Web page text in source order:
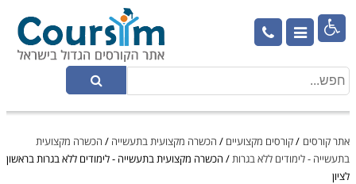

אתר קורסים /קורסים מקצועיים / הכשרה מקצועית בתעשייה / הכשרה מקצועית
בתעשייה - לימודים ללא בגרות/ הכשרה מקצועית בתעשייה - לימודים ללא בגרות בראשון
לציון